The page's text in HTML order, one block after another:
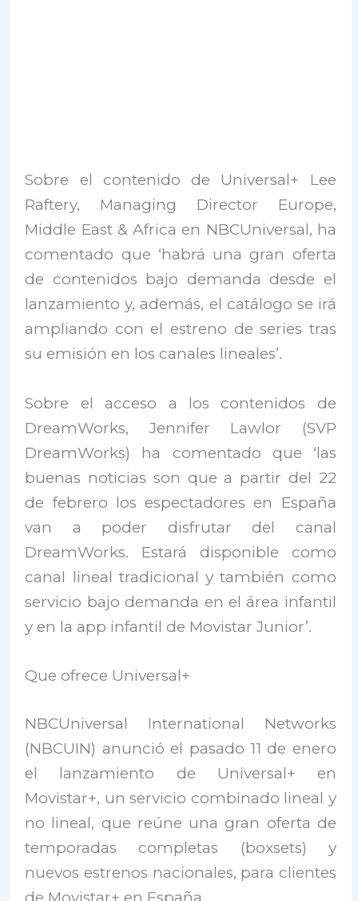
Sobre el contenido de Universal+ Lee
Raftery, Managing Director Europe,
Middle East & Africa en NBCUniversal, ha
comentado que ‘habrá una gran oferta
de contenidos bajo demanda desde el
lanzamiento y, además, el catálogo se irá
ampliando con el estreno de series tras
su emisión en los canales lineales’.
Sobre el acceso a los contenidos de
DreamWorks, Jennifer Lawlor (SVP
DreamWorks) ha comentado que ‘las
buenas noticias son que a partir del 22
de febrero los espectadores en España
van a poder disfrutar del canal
DreamWorks. Estará disponible como
canal lineal tradicional y también como
servicio bajo demanda en el área infantil
y en la app infantil de Movistar Junior’.
Que ofrece Universal+
NBCUniversal International Networks
(NBCUIN) anunció el pasado 11 de enero
el lanzamiento de Universal+ en
Movistar+, un servicio combinado lineal y
no lineal, que reúne una gran oferta de
temporadas completas (boxsets) y
nuevos estrenos nacionales, para clientes
de Movistar+ en España.